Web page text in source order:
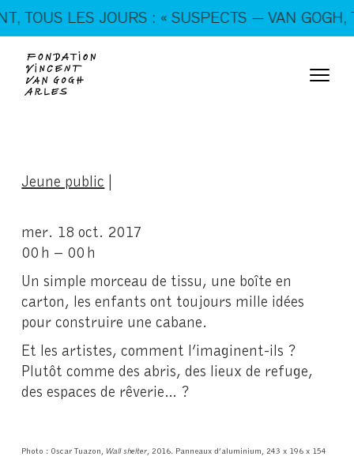
En ce moment, tous les jours : « SUSPECTS — VAN
GOGH, TRICKSTERS & CO. »
TOUS LES JOURS : « SUSPECTS — VAN GOGH,
Jeune public |
mer. 18 oct. 2017
00 h – 00 h
Un simple morceau de tissu, une boîte en
carton, les enfants ont toujours mille idées
pour construire une cabane.
Et les artistes, comment l’imaginent-ils ?
Plutôt comme des abris, des lieux de refuge,
des espaces de rêverie… ?
Photo : Oscar Tuazon,Wall shelter , 2016. Panneaux d’aluminium, 243 x 196 x 154